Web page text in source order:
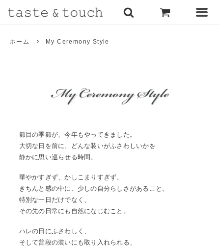
ホーム My Ceremony Style
節目の季節が、今年もやってきました。
大切な日を前に、どんな装いがふさわしいかを
静かに思い巡らせる時間。
華やかすぎず、かしこまりすぎず。
きちんと感の中に、少しの自分らしさがあること。
特別な一日だけでなく、
その先の日常にも自然になじむこと。
ハレの日にふさわしく、
そして普段の装いにも取り入れられる、